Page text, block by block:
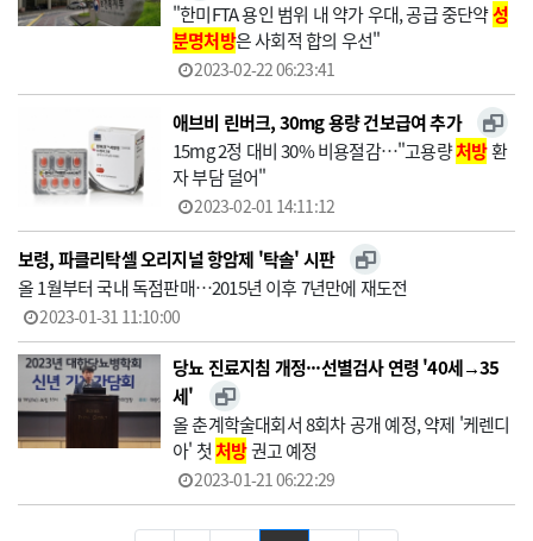
"한미FTA 용인 범위 내 약가 우대, 공급 중단약성
분명처방은 사회적 합의 우선"
2023-02-22 06:23:41
애브비 린버크, 30mg 용량 건보급여 추가
15mg 2정 대비 30% 비용절감…"고용량처방환
자 부담 덜어"
2023-02-01 14:11:12
보령, 파클리탁셀 오리지널 항암제 '탁솔' 시판
올 1월부터 국내 독점판매…2015년 이후 7년만에 재도전
2023-01-31 11:10:00
당뇨 진료지침 개정···선별검사 연령 '40세→35
세'
올 춘계학술대회서 8회차 공개 예정, 약제 '케렌디
아' 첫처방권고 예정
2023-01-21 06:22:29